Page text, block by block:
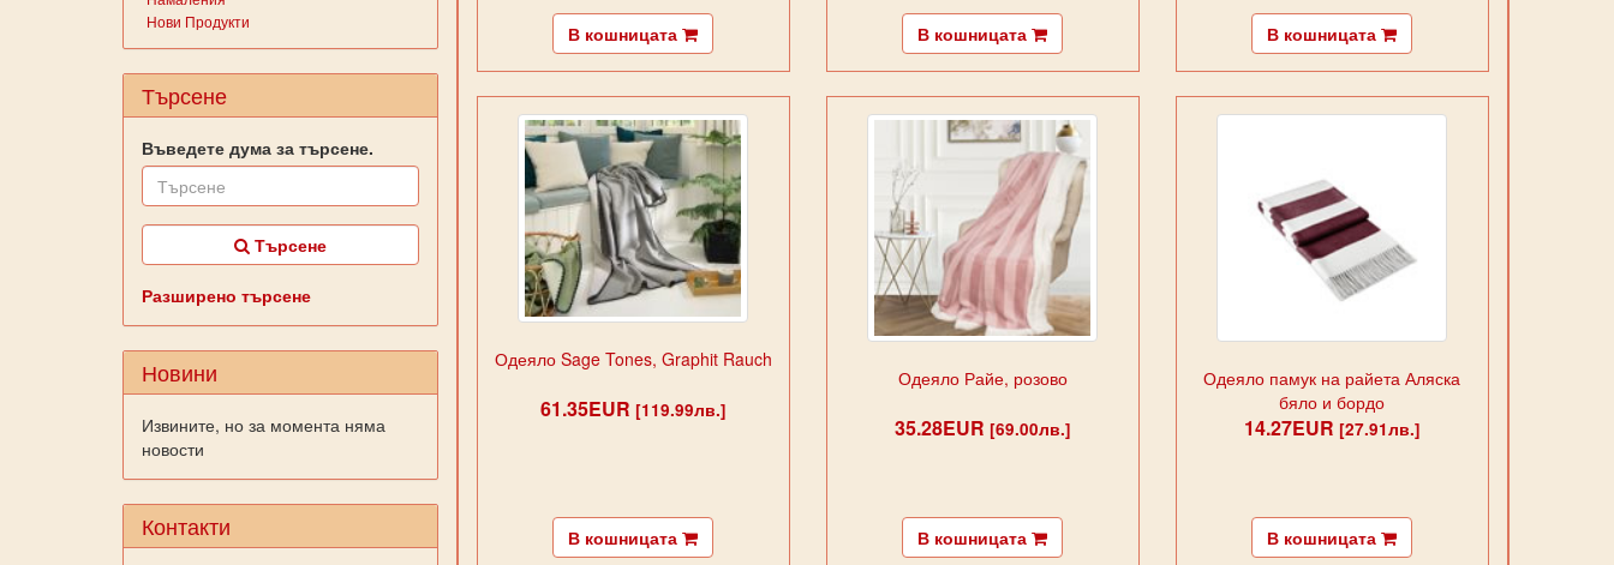
Нови Продукти
Търсене
Въведете дума за търсене.
Търсене
Разширено търсене
Новини
Извините, но за момента няма
новости
Контакти
В кошницата В кошницата В кошницата
Одеяло Sage Tones, Graphit Rauch
61.35EUR [119.99лв.]
В кошницата
Одеяло Райе, розово
35.28EUR [69.00лв.]
В кошницата
Одеяло памук на райета Аляска
бяло и бордо
14.27EUR [27.91лв.]
В кошницата